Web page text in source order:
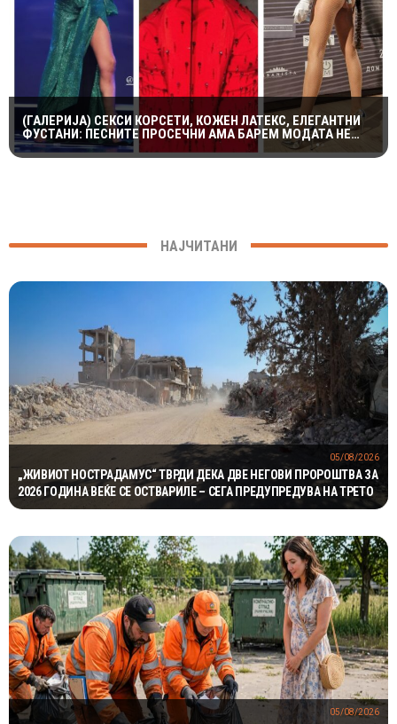
(ГАЛЕРИЈА) СЕКСИ КОРСЕТИ, КОЖЕН ЛАТЕКС, ЕЛЕГАНТНИ
ФУСТАНИ: ПЕСНИТЕ ПРОСЕЧНИ АМА БАРЕМ МОДАТА НЕ
ПОТФРЛИ НА МАКФЕСТ
НАЈЧИТАНИ
„ЖИВИОТ НОСТРАДАМУС“ ТВРДИ ДЕКА ДВЕ НЕГОВИ ПРОРОШТВА ЗА
2026 ГОДИНА ВЕЌЕ СЕ ОСТВАРИЛЕ – СЕГА ПРЕДУПРЕДУВА НА ТРЕТО
05/08/2026
05/08/2026